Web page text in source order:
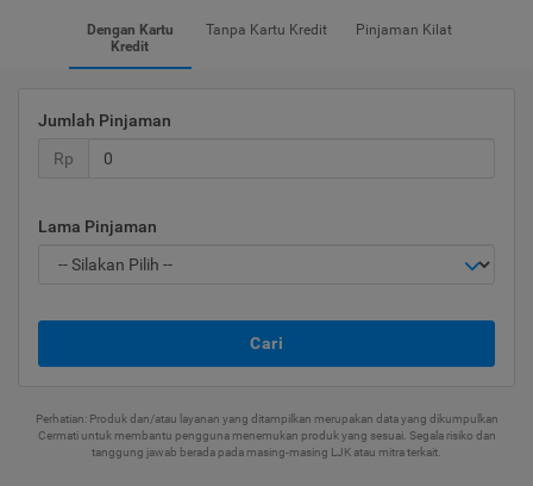
Dengan Kartu
Kredit
Tanpa Kartu Kredit Pinjaman Kilat
Jumlah Pinjaman
Rp
Lama Pinjaman
Cari
Perhatian: Produk dan/atau layanan yang ditampilkan merupakan data yang dikumpulkan
Cermati untuk membantu pengguna menemukan produk yang sesuai. Segala risiko dan
tanggung jawab berada pada masing-masing LJK atau mitra terkait.